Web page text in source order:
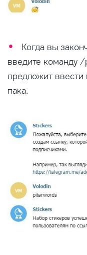
Когда вы
введите команду /
предложит ввести
пака.